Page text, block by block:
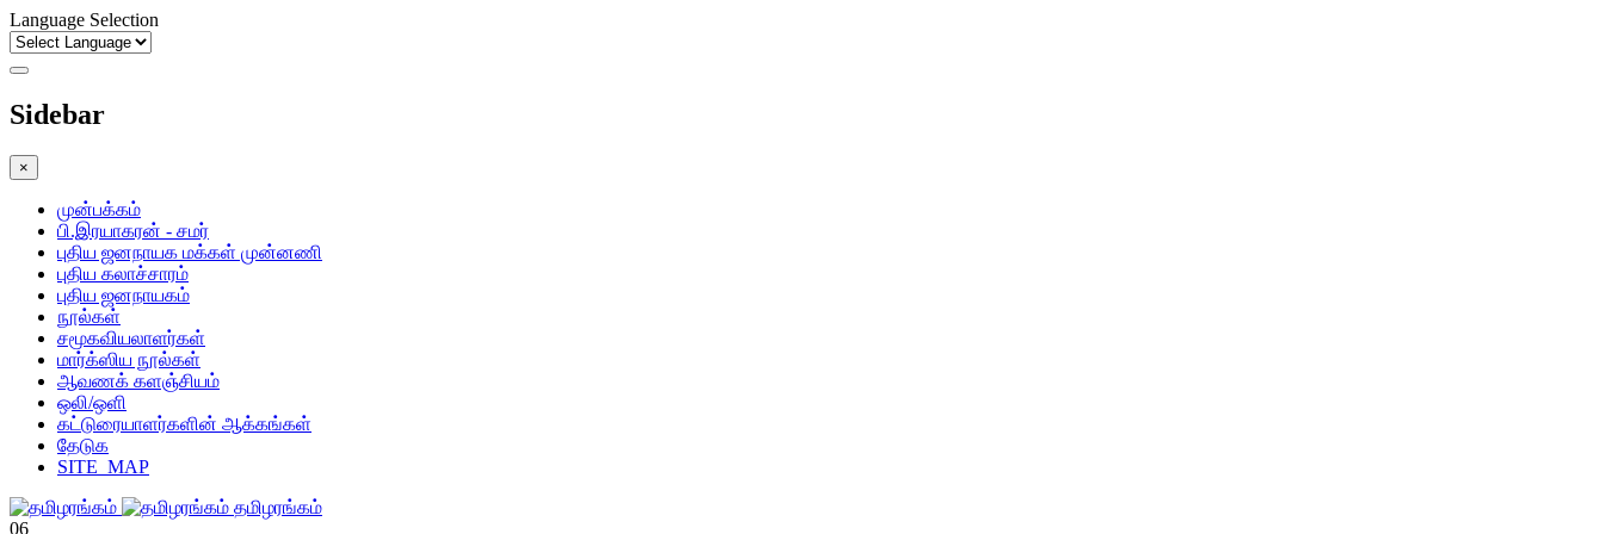
Language Selection
Sidebar
×
முன்பக்கம்
பி.இரயாகரன் - சமர்
புதிய ஜனநாயக மக்கள் முன்னணி
புதிய கலாச்சாரம்
புதிய ஜனநாயகம்
நூல்கள்
சமூகவியலாளர்கள்
மார்க்ஸிய நூல்கள்
ஆவணக் களஞ்சியம்
ஒலி/ஒளி
கட்டுரையாளர்களின் ஆக்கங்கள்
தேடுக
SITE_MAP
தமிழரங்கம்
06